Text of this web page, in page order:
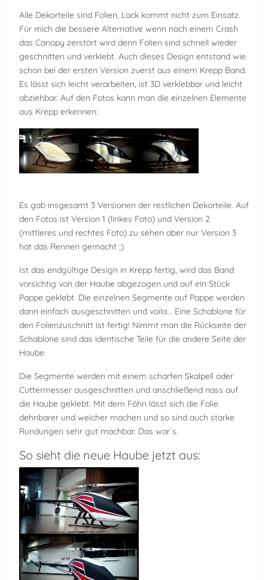
Alle Dekorteile sind Folien, Lack kommt nicht zum Einsatz.
Für mich die bessere Alternative wenn nach einem Crash
das Canopy zerstört wird denn Folien sind schnell wieder
geschnitten und verklebt. Auch dieses Design entstand wie
schon bei der ersten Version zuerst aus einem Krepp Band.
Es lässt sich leicht verarbeiten, ist 3D verklebbar und leicht
abziehbar. Auf den Fotos kann man die einzelnen Elemente
aus Krepp erkennen:
Es gab insgesamt 3 Versionen der restlichen Dekorteile. Auf
den Fotos ist Version 1 (linkes Foto) und Version 2
(mittleres und rechtes Foto) zu sehen aber nur Version 3
hat das Rennen gemacht ;)
Ist das endgültige Design in Krepp fertig, wird das Band
vorsichtig von der Haube abgezogen und auf ein Stück
Pappe geklebt. Die einzelnen Segmente auf Pappe werden
dann einfach ausgeschnitten und voila... Eine Schablone für
den Folienzuschnitt ist fertig! Nimmt man die Rückseite der
Schablone sind das identische Teile für die andere Seite der
Haube.
Die Segmente werden mit einem scharfen Skalpell oder
Cuttermesser ausgeschnitten und anschließend nass auf
die Haube geklebt. Mit dem Föhn lässt sich die Folie
dehnbarer und weicher machen und so sind auch starke
Rundungen sehr gut machbar. Das war´s.
So sieht die neue Haube jetzt aus: